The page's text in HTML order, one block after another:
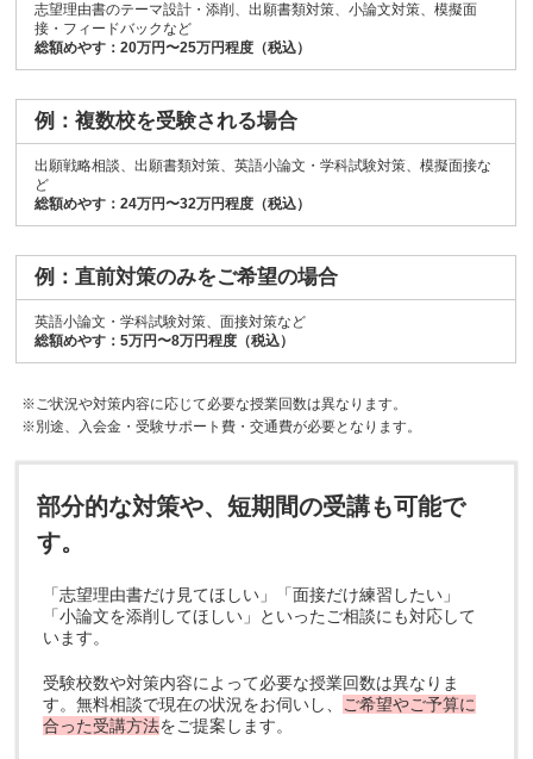
志望理由書のテーマ設計・添削、出願書類対策、小論文対策、模擬面
接・フィードバックなど
総額めやす：20万円〜25万円程度（税込）
例：複数校を受験される場合
出願戦略相談、出願書類対策、英語小論文・学科試験対策、模擬面接な
ど
総額めやす：24万円〜32万円程度（税込）
例：直前対策のみをご希望の場合
英語小論文・学科試験対策、面接対策など
総額めやす：5万円〜8万円程度（税込）
※ご状況や対策内容に応じて必要な授業回数は異なります。
※別途、入会金・受験サポート費・交通費が必要となります。
部分的な対策や、短期間の受講も可能で
す。
「志望理由書だけ見てほしい」「面接だけ練習したい」
「小論文を添削してほしい」といったご相談にも対応して
います。
受験校数や対策内容によって必要な授業回数は異なりま
す。無料相談で現在の状況をお伺いし、 ご希望やご予算に
合った受講方法をご提案します。